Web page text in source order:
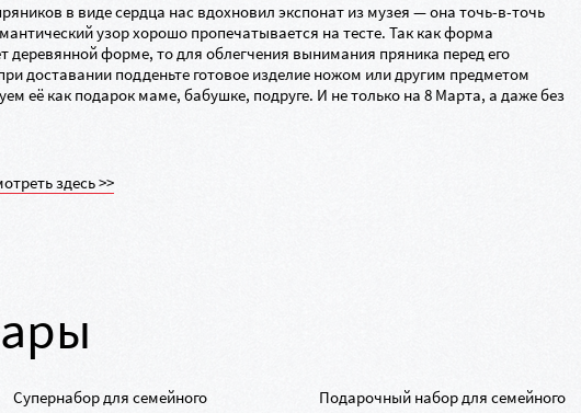
в виде сердца нас вдохновил экспонат из музея — онаточь-в-точь
узор хорошо пропечатывается на тесте. Так как форма
деревянной форме, то для облегчения вынимания пряника перед его
доставании подденьте готовое изделие ножом или другим предметом
её как подарок маме, бабушке, подруге. И не только на 8 Марта, а даже без
здесь >>
Супернабор для семейного
Подарочный набор для семейного